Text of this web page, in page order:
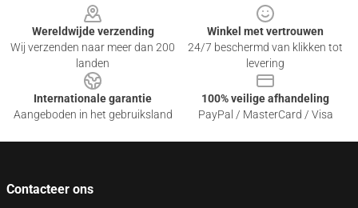
Wereldwijde verzending
Wij verzenden naar meer dan 200
landen
Winkel met vertrouwen
24/7 beschermd van klikken tot
levering
Internationale garantie
Aangeboden in het gebruiksland
100% veilige afhandeling
PayPal / MasterCard / Visa
Contacteer ons